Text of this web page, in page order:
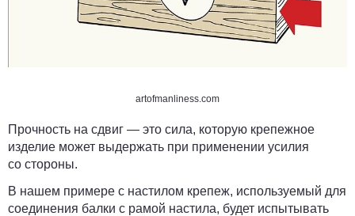
artofmanliness.com
Прочность на сдвиг — это сила, которую крепежное
изделие может выдержать при применении усилия
со стороны.
В нашем примере с настилом крепеж, используемый для
соединения балки с рамой настила, будет испытывать